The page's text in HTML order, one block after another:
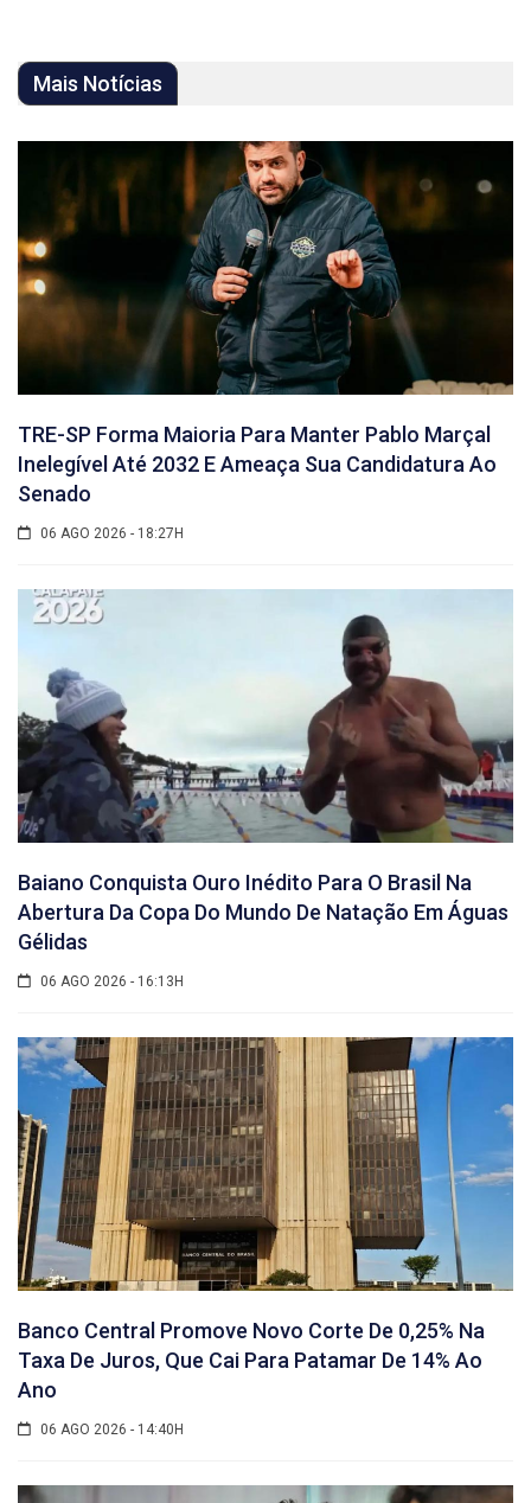
Mais Notícias
TRE-SP Forma Maioria Para Manter Pablo Marçal
Inelegível Até 2032 E Ameaça Sua Candidatura Ao
Senado
06 AGO 2026 - 18:27H
Baiano Conquista Ouro Inédito Para O Brasil Na
Abertura Da Copa Do Mundo De Natação Em Águas
Gélidas
06 AGO 2026 - 16:13H
Banco Central Promove Novo Corte De 0,25% Na
Taxa De Juros, Que Cai Para Patamar De 14% Ao
Ano
06 AGO 2026 - 14:40H